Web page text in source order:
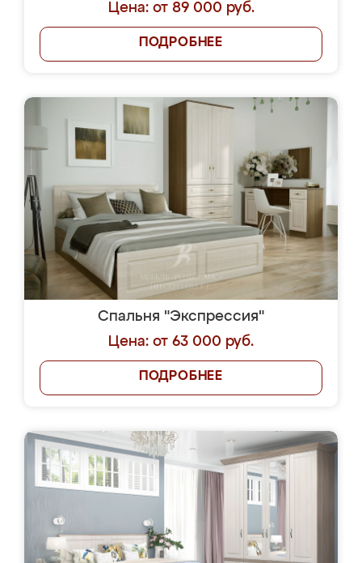
Цена: от 89 000 руб.
ПОДРОБНЕЕ
Спальня "Экспрессия"
Цена: от 63 000 руб.
ПОДРОБНЕЕ